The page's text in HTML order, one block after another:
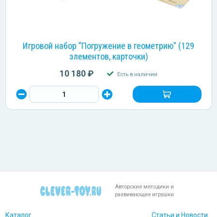
Игровой набор "Погружение в геометрию" (129
элементов, карточки)
10 180 ₽ Есть в наличии
Авторские методики и
развивающие игрушки
Каталог Статьи и Новости